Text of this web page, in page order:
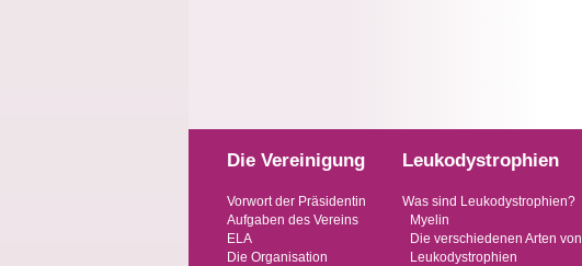
Die Vereinigung
Vorwort der Präsidentin
Aufgaben des Vereins
ELA
Die Organisation
Leukodystrophien
Was sind Leukodystrophien?
Myelin
Die verschiedenen Arten von
Leukodystrophien